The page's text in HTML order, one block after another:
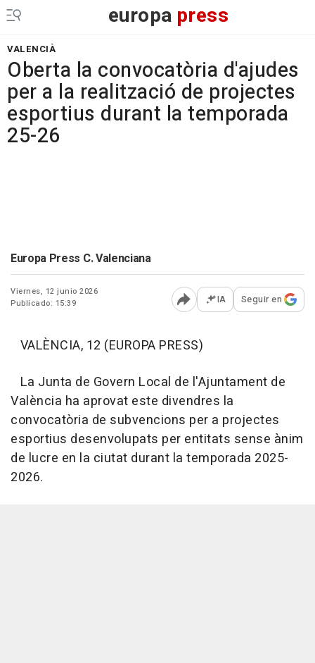
europa press
VALENCIÀ
Oberta la convocatòria d'ajudes
per a la realització de projectes
esportius durant la temporada
25-26
Europa Press C. Valenciana
Viernes, 12 junio 2026
Publicado: 15:39
Abrir opciones para
IA Seguir en
VALÈNCIA, 12 (EUROPA PRESS)
La Junta de Govern Local de l'Ajuntament de
València ha aprovat este divendres la
convocatòria de subvencions per a projectes
esportius desenvolupats per entitats sense ànim
de lucre en la ciutat durant la temporada 2025-
2026.